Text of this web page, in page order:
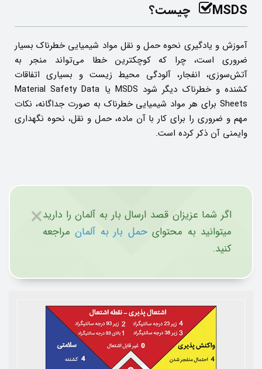
MSDS چیست؟
آموزش و یادگیری نحوه حمل و نقل مواد شیمیایی خطرناک بسیار
ضروری است، چرا که کوچکترین خطا می‌تواند منجر به
آتش‌سوزی، انفجار، آلودگی ‌محیط زیست و بسیاری اتفاقات
کشنده و خطرناک دیگر شود MSDS یا Material Safety Data
Sheets برای هر مواد شیمیایی خطرناک به صورت جداگانه، نکات
مهم و ضروری را برای کار با آن ماده، حمل‌ و نقل، نحوه نگهداری
وایمنی آن ذکر کرده است.
×اگر شما عزیزان قصد ارسال بار به آلمان را دارید
میتوانید به محتوایحمل بار به آلمانمراجعه
کنید.